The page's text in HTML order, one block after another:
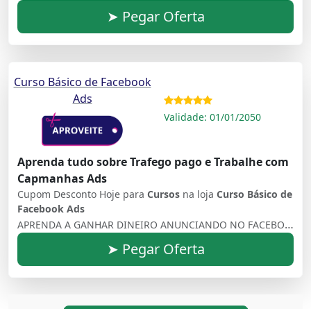
➤ Pegar Oferta
Curso Básico de Facebook
Ads
Validade: 01/01/2050
Aprenda tudo sobre Trafego pago e Trabalhe com
Capmanhas Ads
Cupom Desconto Hoje para Cursos na loja Curso Básico de
Facebook Ads
APRENDA A GANHAR DINEIRO ANUNCIANDO NO FACEBOOK ADS O QUE VOCÊ IRÁ APRENDER COM O MÉTODO Destravar suas vendas : Use a inteligência do facebook para alavancar suas vendas e serviços pela internet tendo liberdade financeira Estratégias modernas: O Facebook conta com estratégias avançadas para alcançar o público alvo certo para tornar mais eficaz as suas conversões Campanhas Dinâmicas: Aprenda campanhas dinâmicas que facilitam sua vida na hora de vender para as pessoas certas na hora certa 24h por dia Estratégia de Funil de Pixel: O pixel conhece o comportamento dos usuários dentro da plataforma, você terá informações valiosas para aumentar seus lucros
➤ Pegar Oferta